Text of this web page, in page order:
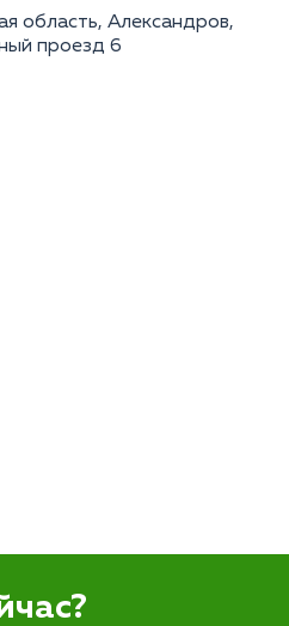
область, Александров,
проезд 6